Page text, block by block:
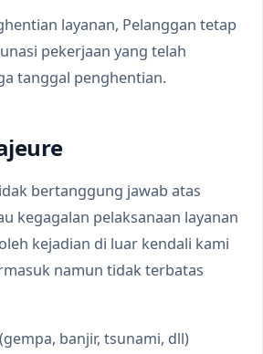
layanan, Pelanggan tetap
pekerjaan yang telah
tanggal penghentian.
bertanggung jawab atas
kegagalan pelaksanaan layanan
kejadian di luar kendali kami
namun tidak terbatas
banjir, tsunami, dll)